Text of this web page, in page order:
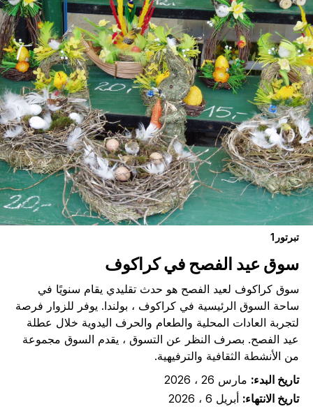
تبرتور1
سوق عيد الفصح في كراكوف
سوق كراكوف لعيد الفصح هو حدث تقليدي يقام سنويًا في
ساحة السوق الرئيسية في كراكوف ، بولندا. يوفر للزوار فرصة
لتجربة العادات المحلية والطعام والحرف اليدوية خلال عطلة
عيد الفصح. بصرف النظر عن التسوق ، يقدم السوق مجموعة
من الأنشطة الثقافية والترفيهية.
تاريخ البدء: مارس 26 ، 2026
تاريخ الانتهاء: أبريل 6 ، 2026